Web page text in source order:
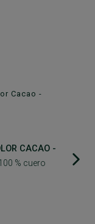
CACAO -
% cuero